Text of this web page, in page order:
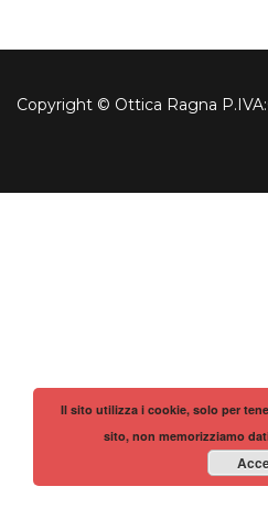
Copyright © Ottica Ragna
Il sito utilizza i cookie, solo per
sito, non memorizziamo